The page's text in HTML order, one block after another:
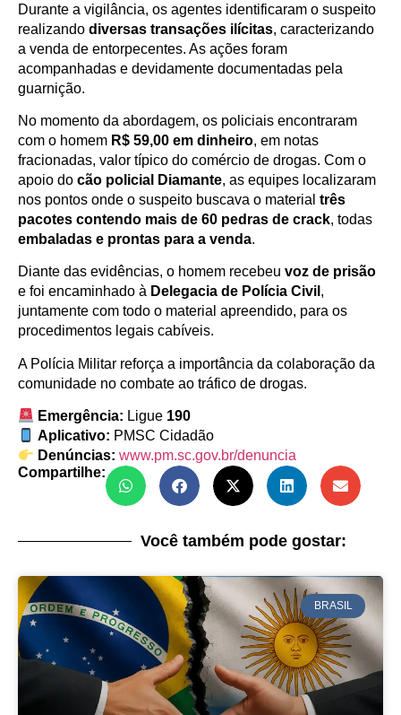
Durante a vigilância, os agentes identificaram o suspeito
realizando diversas transações ilícitas, caracterizando
a venda de entorpecentes. As ações foram
acompanhadas e devidamente documentadas pela
guarnição.
No momento da abordagem, os policiais encontraram
com o homem R$ 59,00 em dinheiro, em notas
fracionadas, valor típico do comércio de drogas. Com o
apoio do cão policial Diamante, as equipes localizaram
nos pontos onde o suspeito buscava o material três
pacotes contendo mais de 60 pedras de crack, todas
embaladas e prontas para a venda.
Diante das evidências, o homem recebeu voz de prisão
e foi encaminhado à Delegacia de Polícia Civil ,
juntamente com todo o material apreendido, para os
procedimentos legais cabíveis.
A Polícia Militar reforça a importância da colaboração da
comunidade no combate ao tráfico de drogas.
Emergência: Ligue 190
Aplicativo: PMSC Cidadão
Denúncias: www.pm.sc.gov.br/denuncia
Compartilhe:
Você também pode gostar:
BRASIL